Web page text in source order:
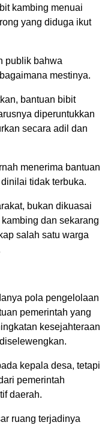
kambing menuai
yang diduga ikut
publik bahwa
mestinya.
bantuan bibit
diperuntukkan
secara adil dan
menerima bantuan
tidak terbuka.
bukan dikuasai
dan sekarang
salah satu warga
pola pengelolaan
pemerintah yang
kesejahteraan
kepala desa, tetapi
pemerintah
daerah.
ruang terjadinya